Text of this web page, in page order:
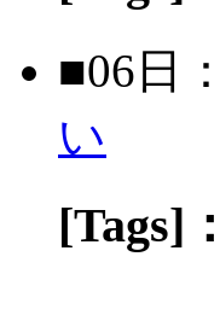
■06日：
い
[Tags]：